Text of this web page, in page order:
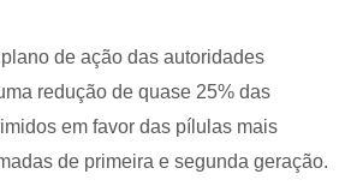
de ação das autoridades
redução de quase 25% das
em favor das pílulas mais
de primeira e segunda geração.